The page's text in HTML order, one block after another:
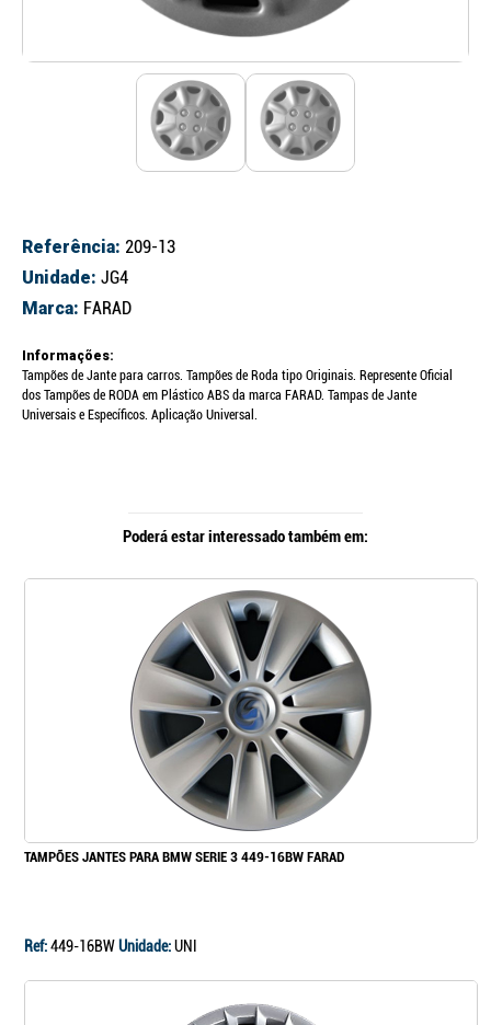
Referência: 209-13
Unidade: JG4
Marca: FARAD
Informações:
Tampões de Jante para carros. Tampões de Roda tipo Originais. Represente Oficial
dos Tampões de RODA em Plástico ABS da marca FARAD. Tampas de Jante
Universais e Específicos. Aplicação Universal.
Poderá estar interessado também em:
TAMPÕES JANTES PARA BMW SERIE 3 449-16BW FARAD
Ref:449-16BWUnidade:UNI